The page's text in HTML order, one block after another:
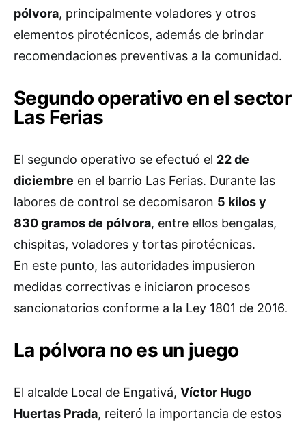
pólvora, principalmente voladores y otros
elementos pirotécnicos, además de brindar
recomendaciones preventivas a la comunidad.
Segundo operativo en el sector
Las Ferias
El segundo operativo se efectuó el 22 de
diciembre en el barrio Las Ferias. Durante las
labores de control se decomisaron 5 kilos y
830 gramos de pólvora, entre ellos bengalas,
chispitas, voladores y tortas pirotécnicas.
En este punto, las autoridades impusieron
medidas correctivas e iniciaron procesos
sancionatorios conforme a la Ley 1801 de 2016.
La pólvora no es un juego
El alcalde Local de Engativá, Víctor Hugo
Huertas Prada, reiteró la importancia de estos